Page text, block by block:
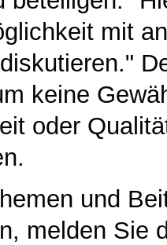
mit
keine
oder
und
melden Sie